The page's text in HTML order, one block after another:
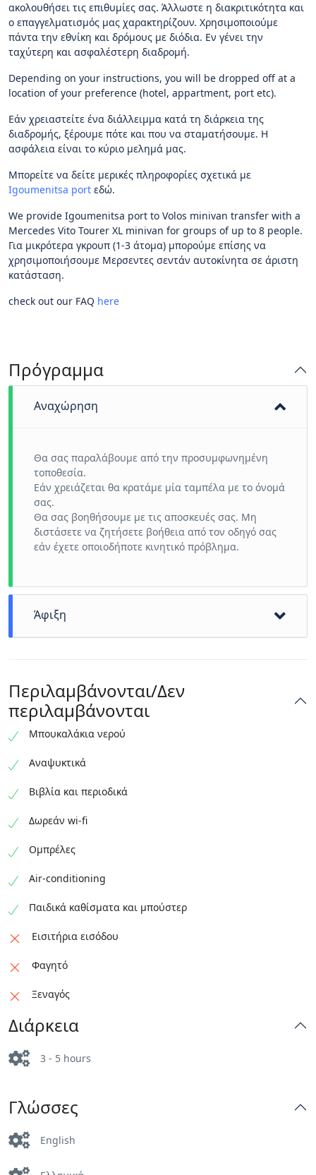
ακολουθήσει τις επιθυμίες σας. Άλλωστε η διακριτικότητα και
ο επαγγελματισμός μας χαρακτηρίζουν. Χρησιμοποιούμε
πάντα την εθνίκη και δρόμους με διόδια. Εν γένει την
ταχύτερη και ασφαλέστερη διαδρομή.
Depending on your instructions, you will be dropped off at a
location of your preference (hotel, appartment, port etc).
Εάν χρειαστείτε ένα διάλλειμμα κατά τη διάρκεια της
διαδρομής, ξέρουμε πότε και που να σταματήσουμε. Η
ασφάλεια είναι το κύριο μελημά μας.
Μπορείτε να δείτε μερικές πληροφορίες σχετικά με
Igoumenitsa port εδώ.
We provide Igoumenitsa port to Volos minivan transfer with a
Mercedes Vito Tourer XL minivan for groups of up to 8 people.
Για μικρότερα γκρουπ (1-3 άτομα) μπορούμε επίσης να
χρησιμοποιήσουμε Μερσεντες σεντάν αυτοκίνητα σε άριστη
κατάσταση.
check out our FAQ here
Πρόγραμμα
Αναχώρηση
Θα σας παραλάβουμε από την προσυμφωνημένη
τοποθεσία.
Εάν χρειάζεται θα κρατάμε μία ταμπέλα με το όνομά
σας.
Θα σας βοηθήσουμε με τις αποσκευές σας. Μη
διστάσετε να ζητήσετε βοήθεια από τον οδηγό σας
εάν έχετε οποιοδήποτε κινητικό πρόβλημα.
Άφιξη
Ελπίζουμε να σας ξαναδούμε !
Περιλαμβάνονται/Δεν
περιλαμβάνονται
Μπουκαλάκια νερού
Αναψυκτικά
Βιβλία και περιοδικά
Δωρεάν wi-fi
Ομπρέλες
Air-conditioning
Παιδικά καθίσματα και μπούστερ
Εισιτήρια εισόδου
Φαγητό
Ξεναγός
Διάρκεια
3 - 5 hours
Γλώσσες
English